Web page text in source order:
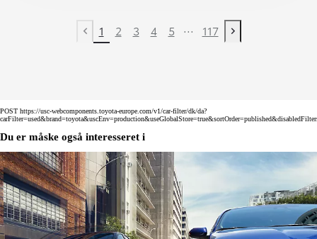
Tidligere side
1 2 3 4 5 ... 117
Næste side
POST https://usc-webcomponents.toyota-europe.com/v1/car-filter/dk/da?
Du er måske også interesseret i